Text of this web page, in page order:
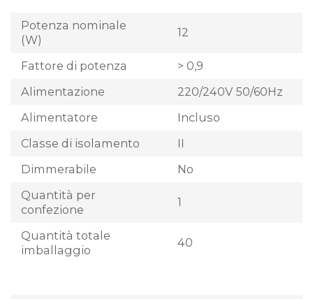
Potenza nominale
(W)
12
Fattore di potenza
> 0,9
Alimentazione
220/240V 50/60Hz
Alimentatore
Incluso
Classe di isolamento
II
Dimmerabile
No
Quantità per
confezione
1
Quantità totale
imballaggio
40